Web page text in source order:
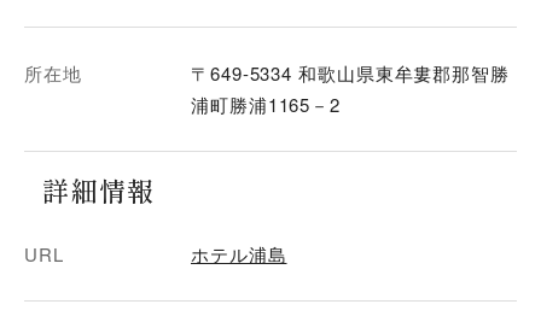
所在地
〒649-5334 和歌山県東牟婁郡那智勝
浦町勝浦1165－2
詳細情報
URL ホテル浦島